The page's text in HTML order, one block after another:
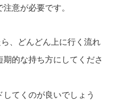
意が必要です。
、どんどん上に行く流れ
的な持ち方にしてくださ
てくのが良いでしょう